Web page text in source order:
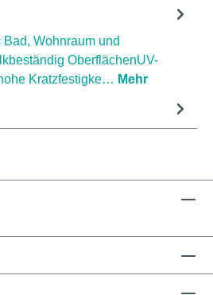
Wohnraum und
OberflächenUV-
Kratzfestigke… Mehr